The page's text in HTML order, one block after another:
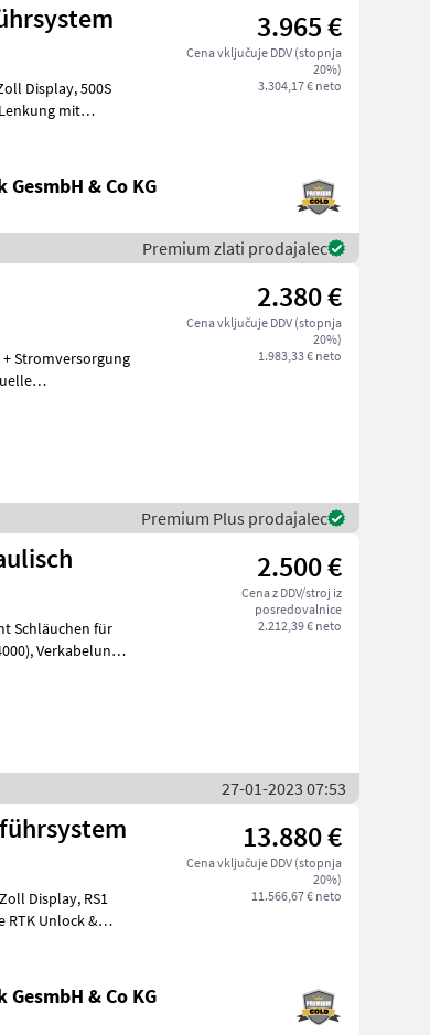
3.965 €
Cena vključuje DDV (stopnja
20%)
3.304,17 € neto
500S
mit
& Co KG
Premium zlati prodajalec
2.380 €
Cena vključuje DDV (stopnja
20%)
1.983,33 € neto
+ Stromversorgung
Premium Plus prodajalec
2.500 €
Cena z DDV/stroj iz
posredovalnice
2.212,39 € neto
27-01-2023 07:53
13.880 €
Cena vključuje DDV (stopnja
20%)
11.566,67 € neto
RS1
RTK Unlock &
& Co KG